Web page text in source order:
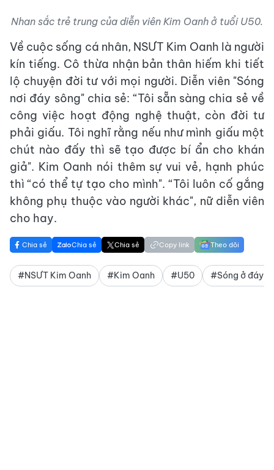
Nhan sắc trẻ trung của diễn viên Kim Oanh ở tuổi U50.
Về cuộc sống cá nhân, NSƯT Kim Oanh là người
kín tiếng. Cô thừa nhận bản thân hiếm khi tiết
lộ chuyện đời tư với mọi người. Diễn viên "Sóng
nơi đáy sông" chia sẻ: “Tôi sẵn sàng chia sẻ về
công việc hoạt động nghệ thuật, còn đời tư
phải giấu. Tôi nghĩ rằng nếu như mình giấu một
chút nào đấy thì sẽ tạo được bí ẩn cho khán
giả". Kim Oanh nói thêm sự vui vẻ, hạnh phúc
thì “có thể tự tạo cho mình". “Tôi luôn cố gắng
không phụ thuộc vào người khác", nữ diễn viên
cho hay.
Chia sẻ Chia sẻ Chia sẻ Copy link Theo dõi
#NSƯT Kim Oanh #Kim Oanh #U50 #Sóng ở đáy